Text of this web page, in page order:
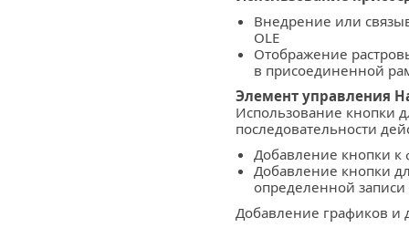
Внедрение или
OLE
Отображение
в присоединенной
Элемент управления
Использование кнопки
последовательности
Добавление кнопки
Добавление кнопки
определенной записи
Добавление графиков